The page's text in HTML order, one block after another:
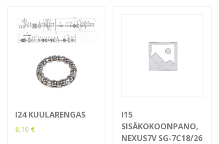
I24 KUULARENGAS
8,10 €
I15
SISÄKOKOONPANO,
NEXUS7V SG-7C18/26